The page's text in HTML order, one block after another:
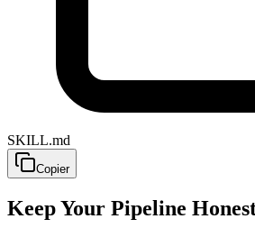
SKILL.md
Copier
Keep Your Pipeline